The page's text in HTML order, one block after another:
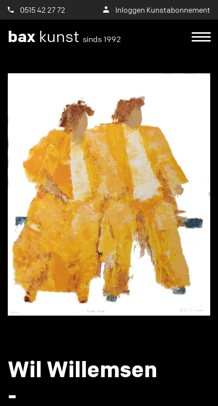
0515 42 27 72 Inloggen Kunstabonnement
bax kunst sinds 1992
Wil Willemsen
-